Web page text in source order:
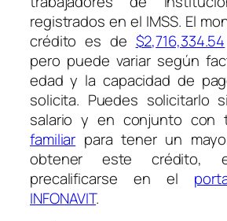
registrados en el IMSS. El
crédito es de $2,716,334.54
pero puede variar según
edad y la capacidad de
solicita. Puedes solicitarlo
salario y en conjunto con
familiar para tener un
obtener este crédito,
precalificarse en el
INFONAVIT.